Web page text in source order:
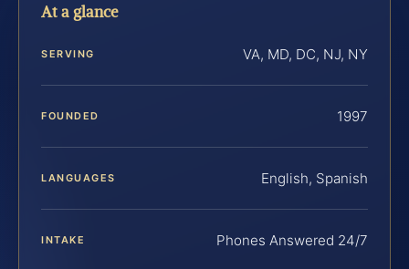
At a glance
SERVING VA, MD, DC, NJ, NY
FOUNDED 1997
LANGUAGES English, Spanish
INTAKE Phones Answered 24/7